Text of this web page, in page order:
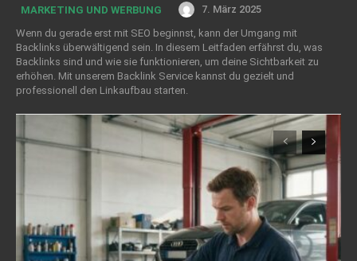
MARKETING UND WERBUNG
7. März 2025
Wenn du gerade erst mit SEO beginnst, kann der Umgang mit
Backlinks überwältigend sein. In diesem Leitfaden erfährst du, was
Backlinks sind und wie sie funktionieren, um deine Sichtbarkeit zu
erhöhen. Mit unserem Backlink Service kannst du gezielt und
professionell den Linkaufbau starten.